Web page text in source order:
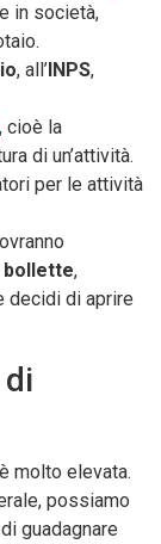
in società,
, all’ INPS,
, cioè la
di un’attività.
per le attività
bollette,
decidi di aprire
molto elevata.
possiamo
guadagnare